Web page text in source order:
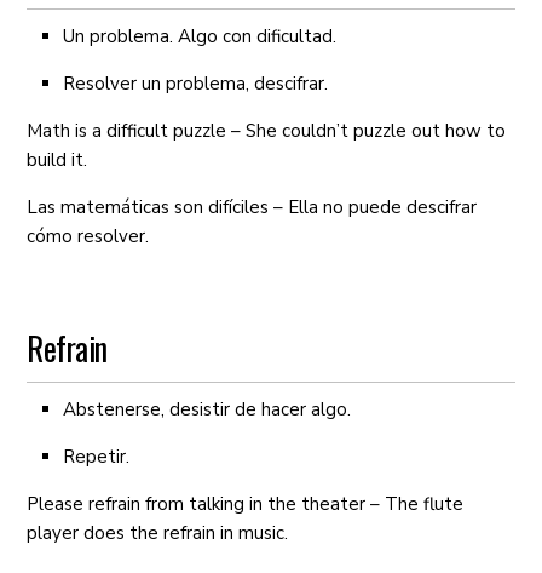
Un problema. Algo con dificultad.
Resolver un problema, descifrar.
Math is a difficult puzzle – She couldn’t puzzle out how to
build it.
Las matemáticas son difíciles – Ella no puede descifrar
cómo resolver.
Refrain
Abstenerse, desistir de hacer algo.
Repetir.
Please refrain from talking in the theater – The flute
player does the refrain in music.